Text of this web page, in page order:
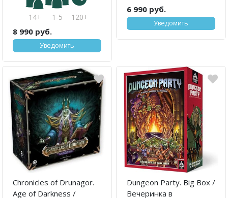
14+ 1-5 120+
8 990 руб.
Уведомить
6 990 руб.
Уведомить
Chronicles of Drunagor.
Age of Darkness /
Dungeon Party. Big Box /
Вечеринка в